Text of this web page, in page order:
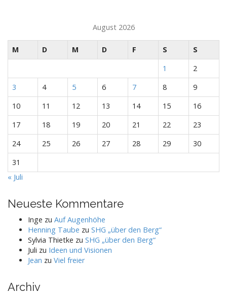
August 2026
M D M D F S
S
1
2
3
4 5 6 7 8
9
10
11 12 13 14 15
16
17
18 19 20 21 22
23
24
25 26 27 28 29
30
31
« Juli
Neueste Kommentare
Inge zu Auf Augenhöhe
Henning Taube zu SHG „über den Berg“
Sylvia Thietke zu SHG „über den Berg“
Juli zu Ideen und Visionen
Jean zu Viel freier
Archiv